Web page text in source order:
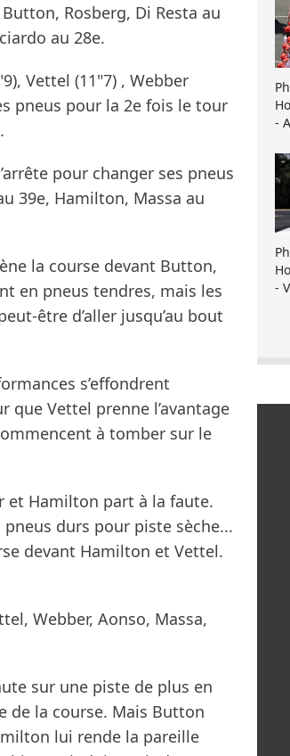
Rosberg, Di Resta au
au 28e.
Vettel (11"7) , Webber
pneus pour la 2e fois le tour
pour changer ses pneus
39e, Hamilton, Massa au
la course devant Button,
en pneus tendres, mais les
être d’aller jusqu’au bout
s’effondrent
que Vettel prenne l’avantage
à tomber sur le
et Hamilton part à la faute.
durs pour piste sèche...
devant Hamilton et Vettel.
Webber, Aonso, Massa,
sur une piste de plus en
de la course. Mais Button
lui rende la pareille
-
-